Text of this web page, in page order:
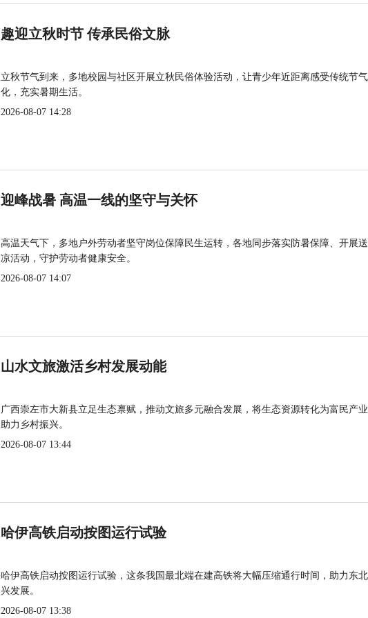
趣迎立秋时节 传承民俗文脉
立秋节气到来，多地校园与社区开展立秋民俗体验活动，让青少年近距离感受传统节
化，充实暑期生活。
2026-08-07 14:28
迎峰战暑 高温一线的坚守与关怀
高温天气下，多地户外劳动者坚守岗位保障民生运转，各地同步落实防暑保障、开展
凉活动，守护劳动者健康安全。
2026-08-07 14:07
山水文旅激活乡村发展动能
广西崇左市大新县立足生态禀赋，推动文旅多元融合发展，将生态资源转化为富民产
助力乡村振兴。
2026-08-07 13:44
哈伊高铁启动按图运行试验
哈伊高铁启动按图运行试验，这条我国最北端在建高铁将大幅压缩通行时间，助力东
兴发展。
2026-08-07 13:38